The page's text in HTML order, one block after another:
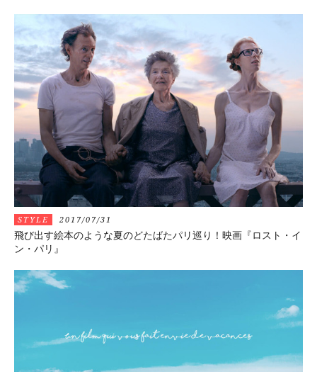
STYLE 2017/07/31
飛び出す絵本のような夏のどたばたパリ巡り！映画『ロスト・イ
ン・パリ』